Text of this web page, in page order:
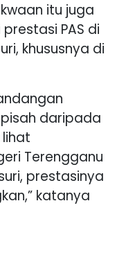
itu juga
PAS di
khususnya di
daripada
Terengganu
prestasinya
katanya